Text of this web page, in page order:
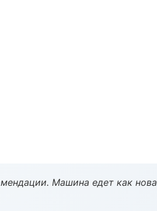
Машина едет как